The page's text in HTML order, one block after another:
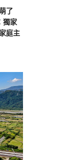
了
獨家
庭主